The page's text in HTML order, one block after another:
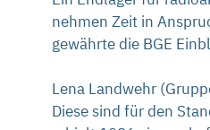
nehmen Zeit in
gewährte die BGE
Lena Landwehr
Diese sind für den